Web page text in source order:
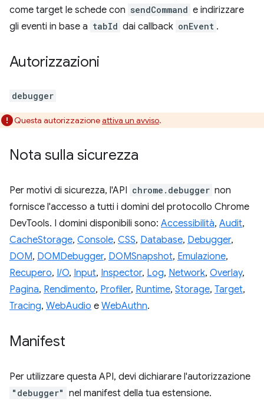
come target le schede con sendCommand e indirizzare
gli eventi in base a tabId dai callback onEvent .
Autorizzazioni
debugger
Questa autorizzazioneattiva un avviso.
Nota sulla sicurezza
Per motivi di sicurezza, l'API chrome.debugger non
fornisce l'accesso a tutti i domini del protocollo Chrome
DevTools. I domini disponibili sono: Accessibilità, Audit,
CacheStorage, Console, CSS, Database, Debugger,
DOM, DOMDebugger, DOMSnapshot, Emulazione,
Recupero, I/O, Input, Inspector, Log, Network, Overlay,
Pagina, Rendimento, Profiler, Runtime, Storage, Target,
Tracing, WebAudio e WebAuthn.
Manifest
Per utilizzare questa API, devi dichiarare l'autorizzazione
"debugger" nel manifest della tua estensione.